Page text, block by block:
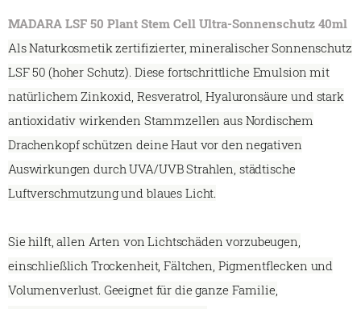
MADARA LSF 50 Plant Stem Cell Ultra-Sonnenschutz 40ml
Als Naturkosmetik zertifizierter, mineralischer Sonnenschutz
LSF 50 (hoher Schutz). Diese fortschrittliche Emulsion mit
natürlichem Zinkoxid, Resveratrol, Hyaluronsäure und stark
antioxidativ wirkenden Stammzellen aus Nordischem
Drachenkopf schützen deine Haut vor den negativen
Auswirkungen durch UVA/UVB Strahlen, städtische
Luftverschmutzung und blaues Licht.
Sie hilft, allen Arten von Lichtschäden vorzubeugen,
einschließlich Trockenheit, Fältchen, Pigmentflecken und
Volumenverlust. Geeignet für die ganze Familie,